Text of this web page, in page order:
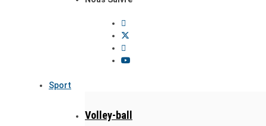
Sport
Volley-ball